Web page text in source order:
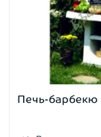
Печь-барбекю